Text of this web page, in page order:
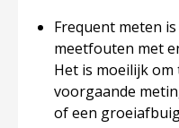
Frequent meten
meetfouten met
Het is moeilijk
voorgaande
of een